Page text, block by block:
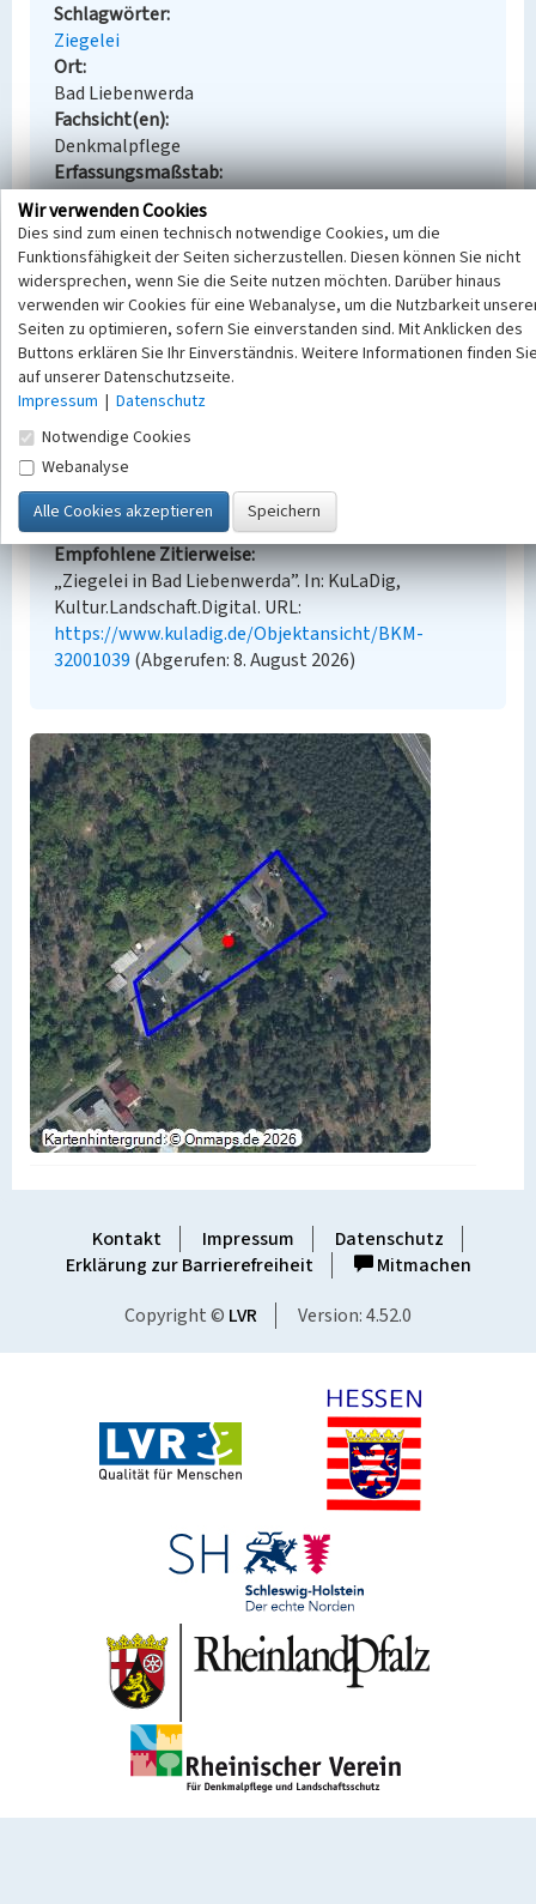
Schlagwörter
Ziegelei
Ort
Bad Liebenwerda
Fachsicht(en)
Denkmalpflege
Erfassungsmaßstab
Keine Angabe
Erfassungsmethode
Übernahme aus externer Fachdatenbank
Empfohlene Zitierweise
Urheberrechtlicher Hinweis
Lizenz dl-by-de/2.0 (Namensnennung). Die
angezeigten Medien unterliegen möglicherweise
zusätzlichen urheberrechtlichen Bedingungen, die
an diesen ausgewiesen sind.
Empfohlene Zitierweise
„Ziegelei in Bad Liebenwerda”. In: KuLaDig,
Kultur.Landschaft.Digital. URL:
https://www.kuladig.de/Objektansicht/BKM-
32001039 (Abgerufen: 8. August 2026)
Kontakt Impressum
Datenschutz
Erklärung zur Barrierefreiheit
Mitmachen
Copyright © LVR Version: 4.52.0
Wir verwenden Cookies
Dies sind zum einen technisch notwendige Cookies, um die
Funktionsfähigkeit der Seiten sicherzustellen. Diesen können Sie nicht
widersprechen, wenn Sie die Seite nutzen möchten. Darüber hinaus
verwenden wir Cookies für eine Webanalyse, um die Nutzbarkeit
Seiten zu optimieren, sofern Sie einverstanden sind. Mit Anklicken des
Buttons erklären Sie Ihr Einverständnis. Weitere Informationen finden
auf unserer Datenschutzseite.
Impressum | Datenschutz
Notwendige Cookies
Webanalyse